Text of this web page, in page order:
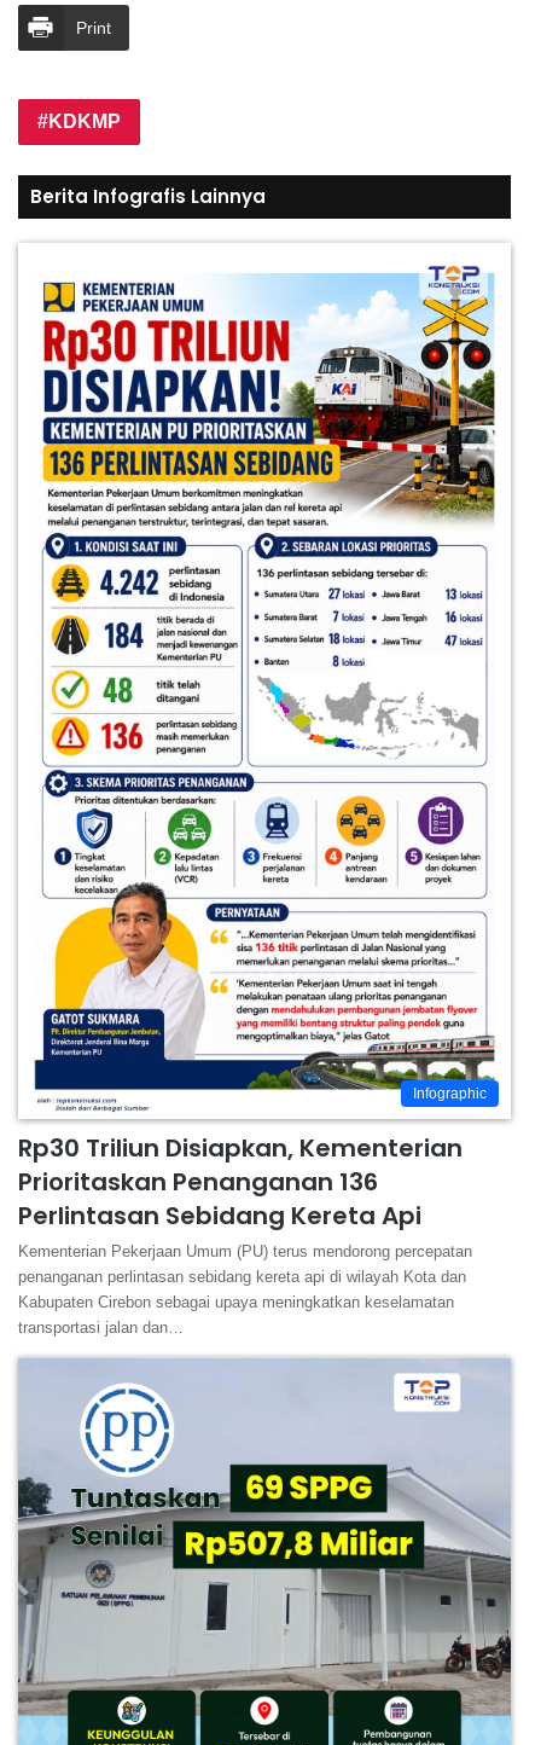
Print
KDKMP
Berita Infografis Lainnya
Infographic
Rp30 Triliun Disiapkan, Kementerian
Prioritaskan Penanganan 136
Perlintasan Sebidang Kereta Api
Kementerian Pekerjaan Umum (PU) terus mendorong percepatan
penanganan perlintasan sebidang kereta api di wilayah Kota dan
Kabupaten Cirebon sebagai upaya meningkatkan keselamatan
transportasi jalan dan…